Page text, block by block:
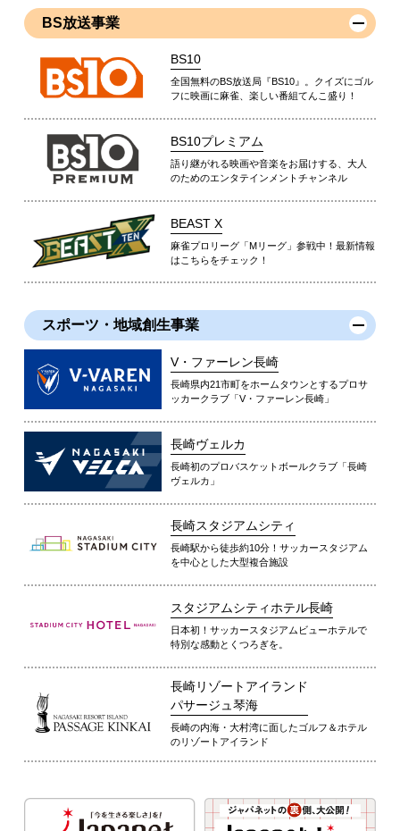
BS放送事業
BS10
全国無料のBS放送局『BS10』。クイズにゴル
フに映画に麻雀、楽しい番組てんこ盛り！
BS10プレミアム
語り継がれる映画や音楽をお届けする、大人
のためのエンタテインメントチャンネル
BEAST X
麻雀プロリーグ「Mリーグ」参戦中！最新情報
はこちらをチェック！
スポーツ・地域創生事業
V・ファーレン長崎
長崎県内21市町をホームタウンとするプロサ
ッカークラブ「V・ファーレン長崎」
長崎ヴェルカ
長崎初のプロバスケットボールクラブ「長崎
ヴェルカ」
長崎スタジアムシティ
長崎駅から徒歩約10分！サッカースタジアム
を中心とした大型複合施設
スタジアムシティホテル長崎
日本初！サッカースタジアムビューホテルで
特別な感動とくつろぎを。
長崎リゾートアイランド
パサージュ琴海
長崎の内海・大村湾に面したゴルフ＆ホテル
のリゾートアイランド